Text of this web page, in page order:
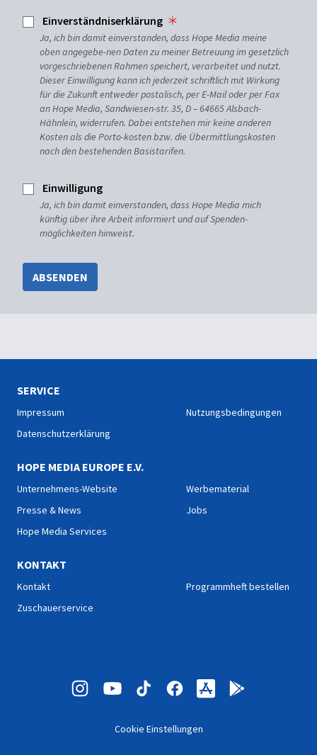
Einverständniserklärung
Ja, ich bin damit einverstanden, dass Hope Media meine
oben angegebe-nen Daten zu meiner Betreuung im gesetzlich
vorgeschriebenen Rahmen speichert, verarbeitet und nutzt.
Dieser Einwilligung kann ich jederzeit schriftlich mit Wirkung
für die Zukunft entweder postalisch, per E-Mail oder per Fax
an Hope Media, Sandwiesen-str. 35, D – 64665 Alsbach-
Hähnlein, widerrufen. Dabei entstehen mir keine anderen
Kosten als die Porto-kosten bzw. die Übermittlungskosten
nach den bestehenden Basistarifen.
Einwilligung
Ja, ich bin damit einverstanden, dass Hope Media mich
künftig über ihre Arbeit informiert und auf Spenden-
möglichkeiten hinweist.
ABSENDEN
SERVICE
Impressum
Datenschutzerklärung
Nutzungsbedingungen
HOPE MEDIA EUROPE E.V.
Unternehmens-Website
Presse & News
Hope Media Services
Werbematerial
Jobs
KONTAKT
Kontakt
Zuschauerservice
Programmheft bestellen
Cookie Einstellungen